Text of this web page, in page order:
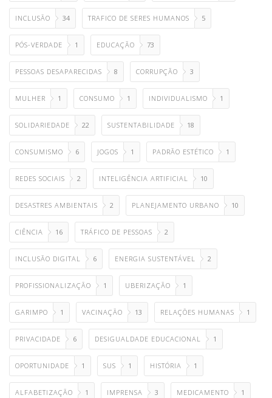
INCLUSÃO 34 TRAFICO DE SERES HUMANOS 5
PÓS-VERDADE 1 EDUCAÇÃO 73
PESSOAS DESAPARECIDAS 8 CORRUPÇÃO 3
MULHER 1 CONSUMO 1 INDIVIDUALISMO 1
SOLIDARIEDADE 22 SUSTENTABILIDADE 18
CONSUMISMO 6 JOGOS 1 PADRÃO ESTÉTICO 1
REDES SOCIAIS 2 INTELIGÊNCIA ARTIFICIAL 10
DESASTRES AMBIENTAIS 2 PLANEJAMENTO URBANO 10
CIÊNCIA 16 TRÁFICO DE PESSOAS 2
INCLUSÃO DIGITAL 6 ENERGIA SUSTENTÁVEL 2
PROFISSIONALIZAÇÃO 1 UBERIZAÇÃO 1
GARIMPO 1 VACINAÇÃO 13 RELAÇÕES HUMANAS 1
PRIVACIDADE 6 DESIGUALDADE EDUCACIONAL 1
OPORTUNIDADE 1 SUS 1 HISTÓRIA 1
ALFABETIZAÇÃO 1 IMPRENSA 3 MEDICAMENTO 1